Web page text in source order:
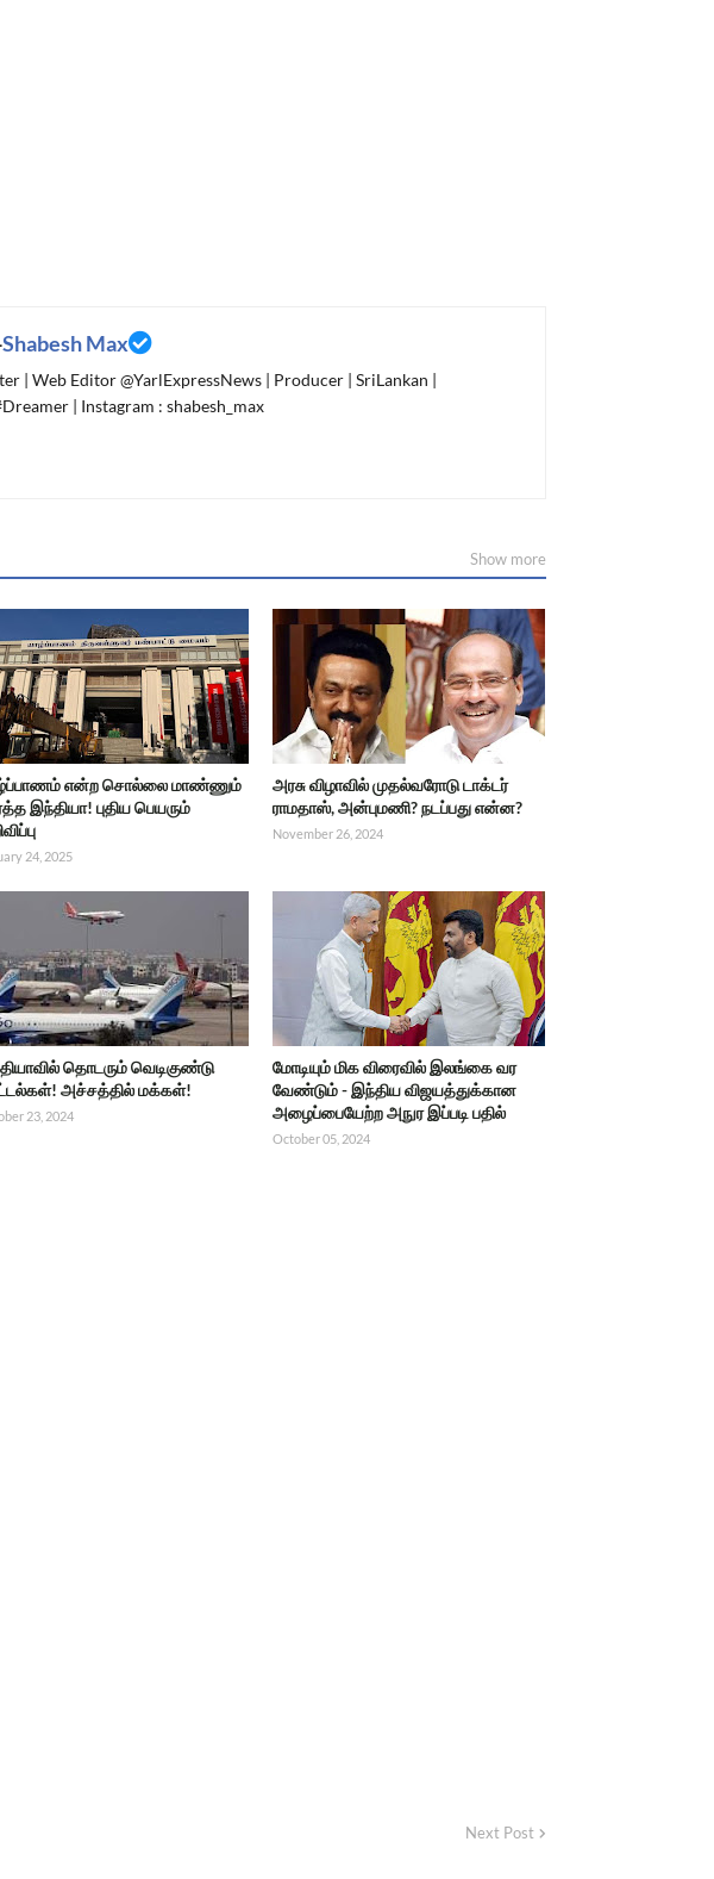
Shabesh Max
| Web Editor @YarlExpressNews | Producer | SriLankan |
| Instagram : shabesh_max
Show more
என்ற சொல்லை மாண்ணும்
இந்தியா! புதிய பெயரும்
24, 2025
அரசு விழாவில் முதல்வரோடு டாக்டர்
ராமதாஸ், அன்புமணி? நடப்பது என்ன?
November 26, 2024
தொடரும் வெடிகுண்டு
அச்சத்தில் மக்கள்!
23, 2024
மோடியும் மிக விரைவில் இலங்கை வர
வேண்டும் - இந்திய விஜயத்துக்கான
அழைப்பையேற்ற அநுர இப்படி பதில்
October 05, 2024
Next Post